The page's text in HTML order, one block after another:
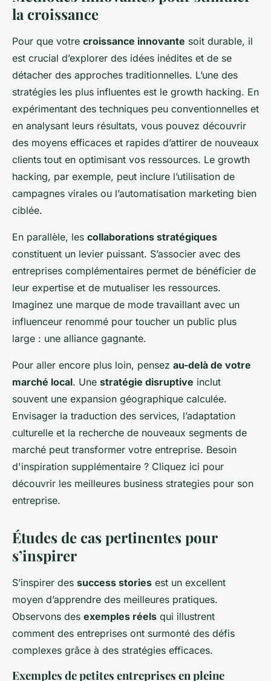
la croissance
Pour que votre croissance innovante soit durable, il
est crucial d’explorer des idées inédites et de se
détacher des approches traditionnelles. L’une des
stratégies les plus influentes est le growth hacking. En
expérimentant des techniques peu conventionnelles et
en analysant leurs résultats, vous pouvez découvrir
des moyens efficaces et rapides d’attirer de nouveaux
clients tout en optimisant vos ressources. Le growth
hacking, par exemple, peut inclure l’utilisation de
campagnes virales ou l’automatisation marketing bien
ciblée.
En parallèle, les collaborations stratégiques
constituent un levier puissant. S’associer avec des
entreprises complémentaires permet de bénéficier de
leur expertise et de mutualiser les ressources.
Imaginez une marque de mode travaillant avec un
influenceur renommé pour toucher un public plus
large : une alliance gagnante.
Pour aller encore plus loin, pensez au-delà de votre
marché local. Une stratégie disruptive inclut
souvent une expansion géographique calculée.
Envisager la traduction des services, l’adaptation
culturelle et la recherche de nouveaux segments de
marché peut transformer votre entreprise. Besoin
d'inspiration supplémentaire ? Cliquez ici pour
découvrir les meilleures business strategies pour son
entreprise.
Études de cas pertinentes pour
s’inspirer
S’inspirer des success stories est un excellent
moyen d’apprendre des meilleures pratiques.
Observons des exemples réels qui illustrent
comment des entreprises ont surmonté des défis
complexes grâce à des stratégies efficaces.
Exemples de petites entreprises en pleine